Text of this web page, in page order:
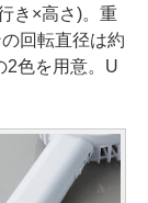
き×高さ)。重
回転直径は約
2色を用意。U